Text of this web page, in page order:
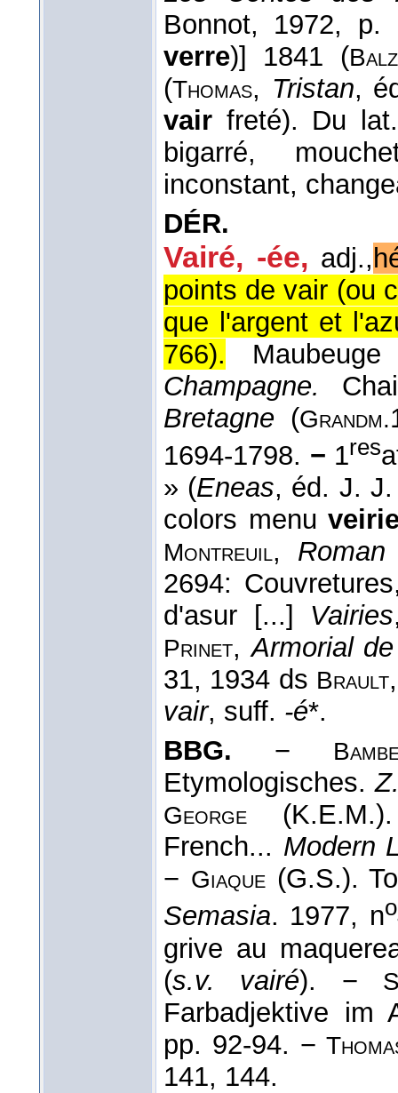
Bonnot, 1972, p.
verre)] 1841 (
(Thomas, Tristan,
vair freté). Du
bigarré,
inconstant,
DÉR.
Vairé, -ée, adj.,
points de vair (ou
que l'argent et
766).
Champagne.
Bretagne (Grandm.
1694-1798. − 1res
» (Eneas, éd. J.
colors menu
Montreuil,
2694:
d'asur [...] Vairies
Prinet,Armorial
31, 1934 ds Brault
vair, suff. -é*.
BBG. −
Etymologisches.
George
French... Modern
− Giaque(G.S.).
Semasia. 1977, no
grive au
(s.v. vairé). −
Farbadjektive im
pp. 92-94. −
141, 144.